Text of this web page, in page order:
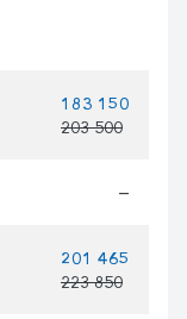
183 150
203 500
—
201 465
223 850